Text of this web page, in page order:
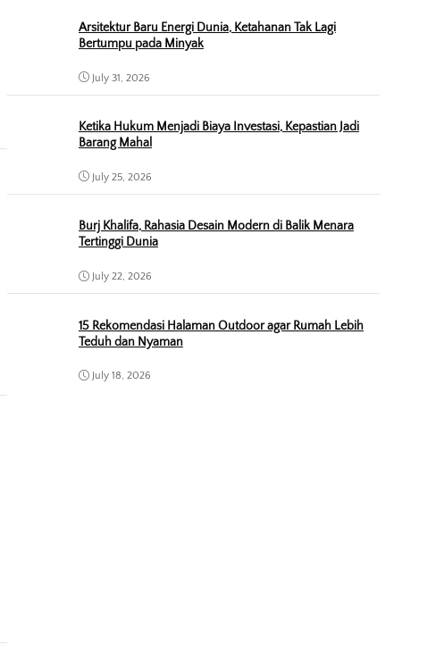
Arsitektur Baru Energi Dunia, Ketahanan Tak Lagi
Bertumpu pada Minyak
July 31, 2026
Ketika Hukum Menjadi Biaya Investasi, Kepastian Jadi
Barang Mahal
July 25, 2026
Burj Khalifa, Rahasia Desain Modern di Balik Menara
Tertinggi Dunia
July 22, 2026
15 Rekomendasi Halaman Outdoor agar Rumah Lebih
Teduh dan Nyaman
July 18, 2026